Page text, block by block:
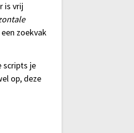
is vrij
zoekvak
scripts je
op, deze